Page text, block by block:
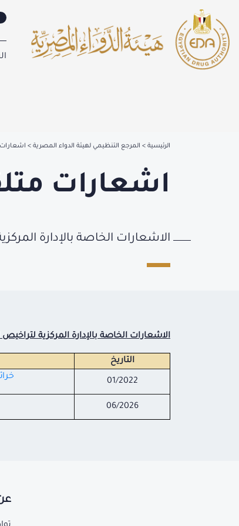
الرئيسية المرجع التنظيمي لهيئة الدواء المصرية
اشعارات
الاشعارات الخاصة بالإدارة
الاشعارات الخاصة بالإدارة المركزية
التاريخ
01/2022
06/2026